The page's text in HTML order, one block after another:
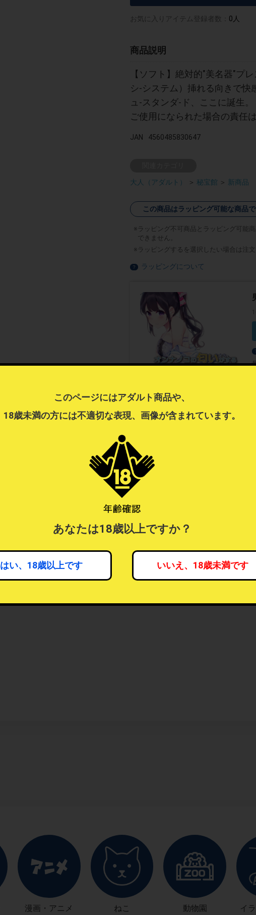
お気に入りアイテム登録者数： 0人
商品説明
【ソフト】絶対的"美名器"プ
シ-システム）挿れる向きで快
ュ-スタンダ-ド、ここに誕生
ご使用になられた場合の責任
JAN 4560485830647
大人（アダルト） ＞ 秘宝館 ＞ 新商品
この商品はラッピング可能な商品
ラッピング不可商品とラッピング可能
できません。
ラッピングするを選択したい場合は注
？ ラッピングについて
漫画・アニメ ねこ 動物園
イ
このページにはアダルト商品や、
18歳未満の方には不適切な表現、画像が含まれています。
あなたは18歳以上ですか？
はい、18歳以上です いいえ、18歳未満です